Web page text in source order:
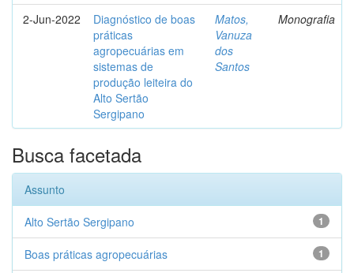
2-Jun-2022
Diagnóstico de boas
práticas
agropecuárias em
sistemas de
produção leiteira do
Alto Sertão
Sergipano
Matos,
Vanuza
dos
Santos
Monografia
Busca facetada
Assunto
1
Alto Sertão Sergipano
1
Boas práticas agropecuárias